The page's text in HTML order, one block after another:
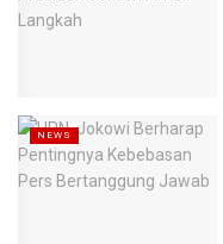
NEWS